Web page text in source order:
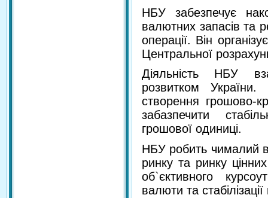
НБУ забезпечує
валютних запасів та
операції. Він
Центральної
Діяльність НБУ
розвитком
створення грошово-
забазпечити
грошової одиниці.
НБУ робить чималий
ринку та ринку
об`єктивного
валюти та стабілізації